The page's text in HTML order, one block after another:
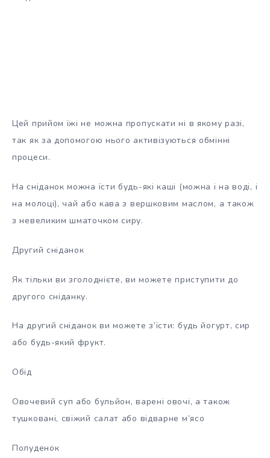
Цей прийом їжі не можна пропускати ні в якому разі,
так як за допомогою нього активізуються обмінні
процеси.
На сніданок можна їсти будь-які каші (можна і на воді, і
на молоці), чай або кава з вершковим маслом, а також
з невеликим шматочком сиру.
Другий сніданок
Як тільки ви зголоднієте, ви можете приступити до
другого сніданку.
На другий сніданок ви можете з’їсти: будь йогурт, сир
або будь-який фрукт.
Обід
Овочевий суп або бульйон, варені овочі, а також
тушковані, свіжий салат або відварне м’ясо
Полуденок